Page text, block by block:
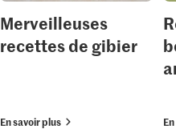
Merveilleuses
recettes de gibier
En savoir plus